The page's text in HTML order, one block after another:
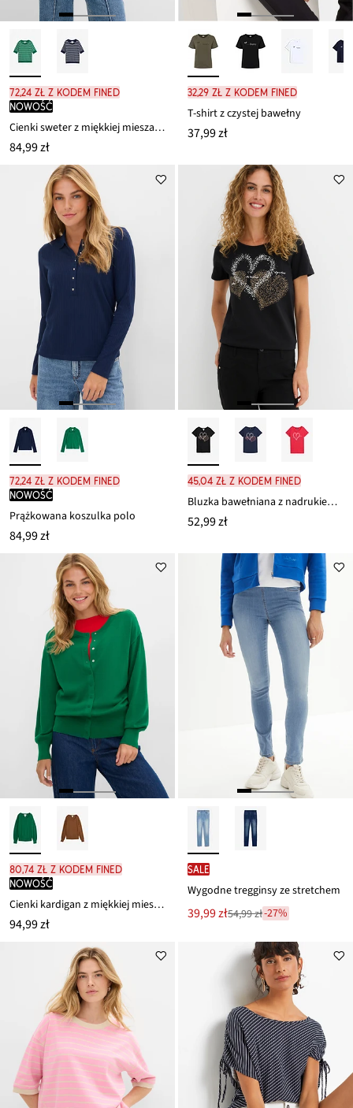
72,24 zł z kodem FINED
nowość
Cienki sweter z miękkiej mieszanki wiskozy
84,99 zł
32,29 zł z kodem FINED
T-shirt z czystej bawełny
37,99 zł
72,24 zł z kodem FINED
nowość
Prążkowana koszulka polo
84,99 zł
45,04 zł z kodem FINED
Bluzka bawełniana z nadrukiem serca z bawełny organicznej
52,99 zł
80,74 zł z kodem FINED
nowość
Cienki kardigan z miękkiej mieszanki wiskozy
94,99 zł
SALE
Wygodne tregginsy ze stretchem
Nowa
cena
39,99 zł
Przeceniono
54,99 zł-27%